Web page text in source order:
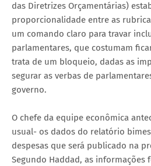
das Diretrizes Orçamentárias)
proporcionalidade entre as
um comando claro para travar
parlamentares, que costumam
trata de um bloqueio, dadas as
segurar as verbas de
governo.
O chefe da equipe econômica
usual- os dados do relatório
despesas que será publicado na
Segundo Haddad, as informações